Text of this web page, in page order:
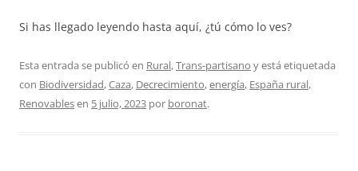
Si has llegado leyendo hasta aquí, ¿tú cómo lo ves?
Esta entrada se publicó en Rural,Trans-partisano y está etiquetada
con Biodiversidad,Caza, Decrecimiento,energía, España rural,
Renovablesen 5 julio, 2023 por boronat.